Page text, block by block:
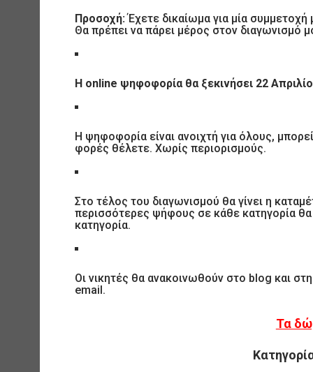
Προσοχή:Έχετε δικαίωμα για μία
Θα πρέπει να πάρει μέρος στον διαγωνισμό
Η online ψηφοφορία θα ξεκινήσει 22
Η ψηφοφορία είναι ανοιχτή για όλους,
φορές θέλετε. Χωρίς περιορισμούς.
Στο τέλος του διαγωνισμού θα γίνει η
περισσότερες ψήφους σε κάθε κατηγορία
κατηγορία.
Οι νικητές θα ανακοινωθούν στο blog και
email.
Τα